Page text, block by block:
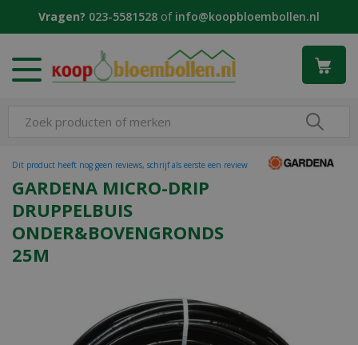
Vragen? 023-5581528 of info@koopbloembollen.nl
GARDENA MICRO-DRIP
DRUPPELBUIS
ONDER&BOVENGRONDS
25M
Dit product heeft nog geen reviews, schrijf als eerste een review